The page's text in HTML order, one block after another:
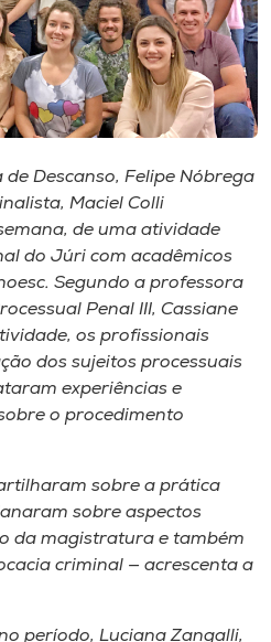
Descanso, Felipe Nóbrega
Maciel Colli
de uma atividade
do Júri com acadêmicos
Segundo a professora
Penal III, Cassiane
os profissionais
dos sujeitos processuais
experiências e
o procedimento
sobre a prática
sobre aspectos
da magistratura e também
criminal — acrescenta a
período, Luciana Zangalli,